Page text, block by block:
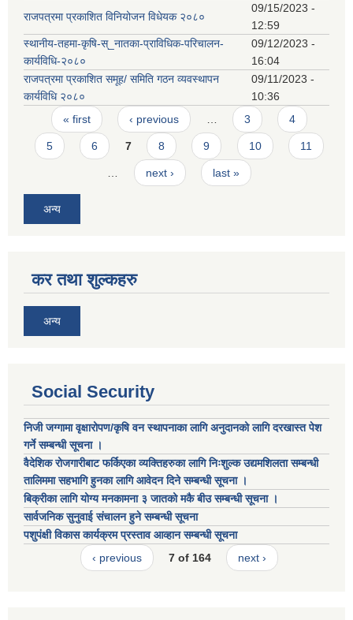
राजपत्रमा प्रकाशित विनियोजन विधेयक २०८०
09/15/2023 -
12:59
स्थानीय-तहमा-कृषि-स्_नातका-प्राविधिक-परिचालन-
कार्यविधि-२०८०
09/12/2023 -
16:04
राजपत्रमा प्रकाशित समूह/ समिति गठन व्यवस्थापन
कार्यविधि २०८०
09/11/2023 -
10:36
Pages
« first ‹ previous 3 4
5 6 7 8 9 10 11
next › last »
अन्य
कर तथा शुल्कहरु
अन्य
Social Security
निजी जग्गामा वृक्षारोपण/कृषि वन स्थापनाका लागि अनुदानको लागि दरखास्त पेश
गर्ने सम्बन्धी सूचना ।
वैदेशिक रोजगारीबाट फर्किएका व्यक्तिहरुका लागि निःशुल्क उद्यमशिलता सम्बन्धी
तालिममा सहभागि हुनका लागि आवेदन दिने सम्बन्धी सूचना ।
बिक्रीका लागि योग्य मनकामना ३ जातको मकै बीउ सम्बन्धी सूचना ।
सार्वजनिक सुनुवाई संचालन हुने सम्बन्धी सूचना
पशुपंक्षी विकास कार्यक्रम प्रस्ताव आव्हान सम्बन्धी सूचना
‹ previous
7 of 164 next ›